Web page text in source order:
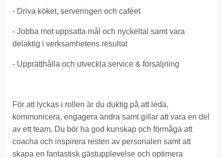
- Driva köket, serveringen och caféet
- Jobba mot uppsatta mål och nyckeltal samt vara
delaktig i verksamhetens resultat
- Upprätthålla och utveckla service & försäljning
För att lyckas i rollen är du duktig på att leda,
kommunicera, engagera andra samt gillar att vara en del
av ett team. Du bör ha god kunskap och förmåga att
coacha och inspirera resten av personalen samt att
skapa en fantastisk gästupplevelse och optimera